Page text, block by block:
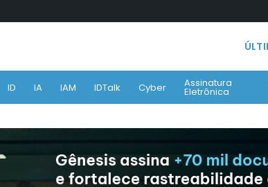
ID IA IAM IDTalk Cyber Assinatura
Eletrônica